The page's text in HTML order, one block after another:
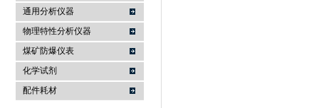
麦科仪（北京）科技有限公司
通用分析仪器
物理特性分析仪器
煤矿防爆仪表
化学试剂
配件耗材